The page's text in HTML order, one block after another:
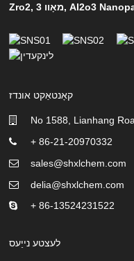
Zro2, מאָוו 3,Al2o3
קאָנטאַקט אונדז
+ 86-21-20970332
sales@shxlchem.com
delia@shxlchem.com
+ 86-13524231522
לעצטע נייַעס